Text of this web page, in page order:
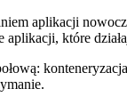
aplikacji
które